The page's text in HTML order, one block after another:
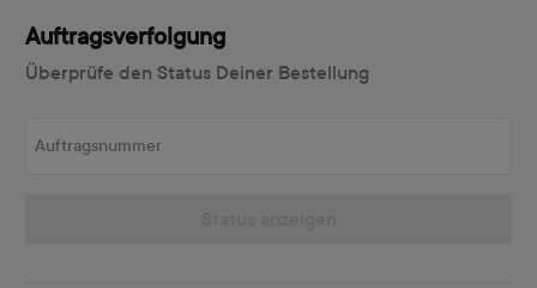
Auftragsverfolgung
Überprüfe den Status Deiner Bestellung